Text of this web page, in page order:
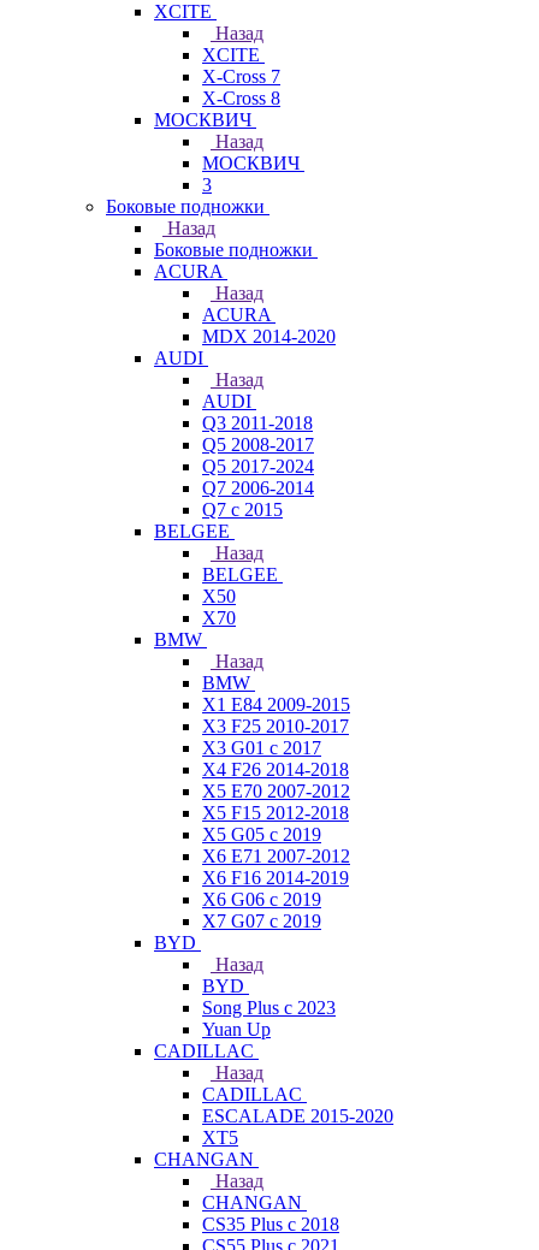
XCITE
Назад
XCITE
X-Cross 7
X-Cross 8
МОСКВИЧ
Назад
МОСКВИЧ
3
Боковые подножки
Назад
Боковые подножки
ACURA
Назад
ACURA
MDX 2014-2020
AUDI
Назад
AUDI
Q3 2011-2018
Q5 2008-2017
Q5 2017-2024
Q7 2006-2014
Q7 с 2015
BELGEE
Назад
BELGEE
X50
X70
BMW
Назад
BMW
X1 E84 2009-2015
X3 F25 2010-2017
X3 G01 с 2017
X4 F26 2014-2018
X5 E70 2007-2012
X5 F15 2012-2018
X5 G05 с 2019
X6 E71 2007-2012
X6 F16 2014-2019
X6 G06 с 2019
X7 G07 с 2019
BYD
Назад
BYD
Song Plus с 2023
Yuan Up
CADILLAC
Назад
CADILLAC
ESСALADE 2015-2020
XT5
CHANGAN
Назад
CHANGAN
CS35 Plus с 2018
CS55 Plus с 2021